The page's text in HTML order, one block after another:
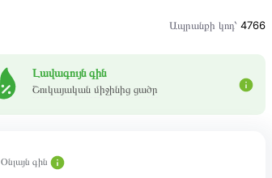
Ապրանքի կոդ՝ 4766
Լավագույն գին
Շուկայական միջինից ցածր
Օնլայն գին